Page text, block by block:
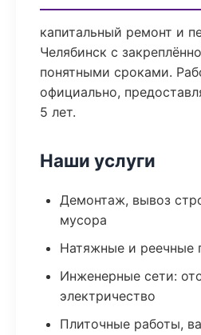
капитальный ремонт и
Челябинск с
понятными сроками.
официально,
5 лет.
Наши услуги
Демонтаж, вывоз
мусора
Натяжные и реечные
Инженерные сети:
электричество
Плиточные работы,